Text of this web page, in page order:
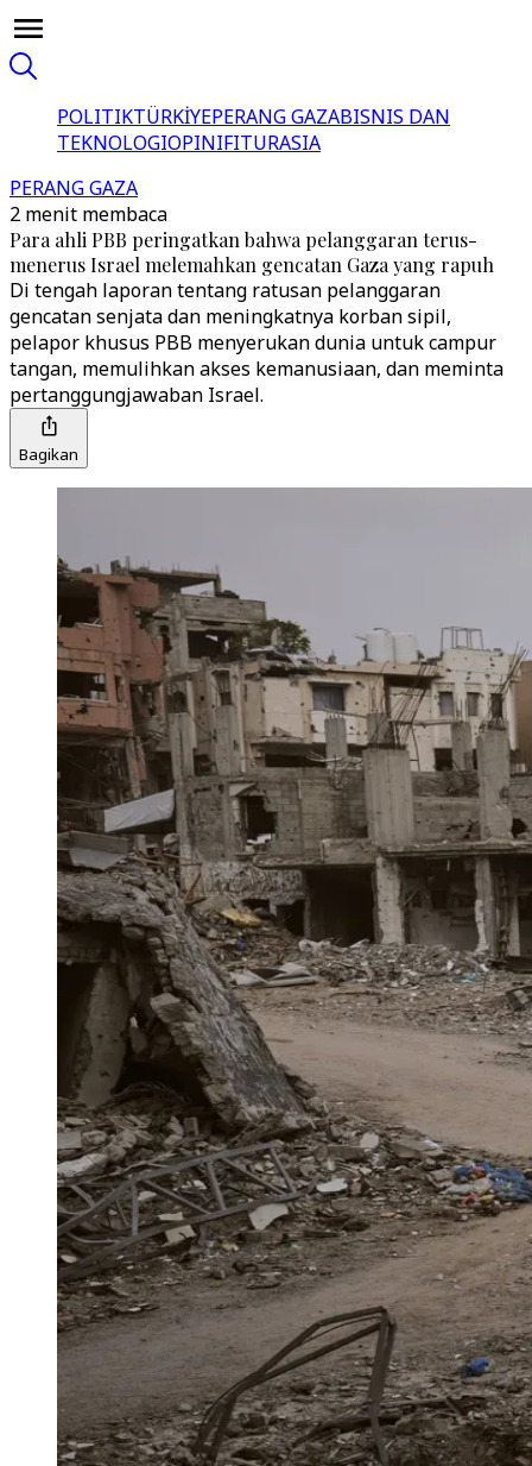
POLITIKTÜRKİYEPERANG GAZABISNIS DAN
TEKNOLOGIOPINIFITURASIA
PERANG GAZA
2 menit membaca
Para ahli PBB peringatkan bahwa pelanggaran terus-
menerus Israel melemahkan gencatan Gaza yang rapuh
Di tengah laporan tentang ratusan pelanggaran
gencatan senjata dan meningkatnya korban sipil,
pelapor khusus PBB menyerukan dunia untuk campur
tangan, memulihkan akses kemanusiaan, dan meminta
pertanggungjawaban Israel.
Bagikan